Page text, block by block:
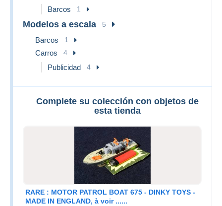
Barcos 1
Modelos a escala 5
Barcos 1
Carros 4
Publicidad 4
Complete su colección con objetos de
esta tienda
RARE : MOTOR PATROL BOAT 675 - DINKY TOYS -
MADE IN ENGLAND, à voir ......